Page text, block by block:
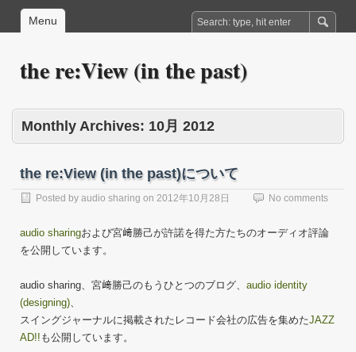
Menu
the re:View (in the past)
Monthly Archives: 10月 2012
the re:View (in the past)について
Posted by audio sharing on 2012年10月28日 No comments
audio sharingおよび宮﨑勝己が許諾を得た方たちのオーディオ評論
を公開しています。
audio sharing、宮﨑勝己のもうひとつのブログ、 audio identity
(designing)、
スイングジャーナルに掲載されたレコード会社の広告を集めたJAZZ
AD!! も公開しています。